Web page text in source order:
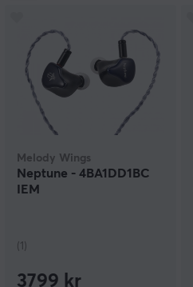
Melody Wings
Neptune - 4BA1DD1BC
IEM
(1)
3799 kr